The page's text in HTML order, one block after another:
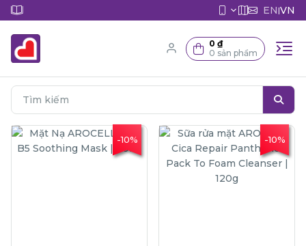
EN|VN
0 ₫
0 sản phẩm
-10% -10%